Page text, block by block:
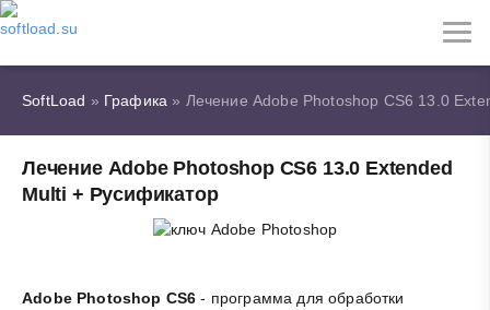
SoftLoad » Графика » Лечение Adobe Photoshop CS6 13.0
Лечение Adobe Photoshop CS6 13.0 Extended
Multi + Русификатор
Adobe Photoshop CS6 - программа для обработки